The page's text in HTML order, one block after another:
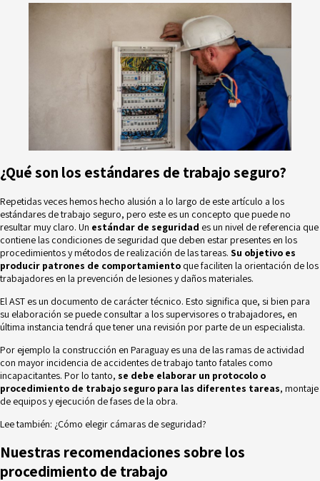
¿Qué son los estándares de trabajo seguro?
Repetidas veces hemos hecho alusión a lo largo de este artículo a los
estándares de trabajo seguro, pero este es un concepto que puede no
resultar muy claro. Un estándar de seguridad es un nivel de referencia que
contiene las condiciones de seguridad que deben estar presentes en los
procedimientos y métodos de realización de las tareas. Su objetivo es
producir patrones de comportamiento que faciliten la orientación de los
trabajadores en la prevención de lesiones y daños materiales.
El AST es un documento de carácter técnico. Esto significa que, si bien para
su elaboración se puede consultar a los supervisores o trabajadores, en
última instancia tendrá que tener una revisión por parte de un especialista.
Por ejemplo la construcción en Paraguay es una de las ramas de actividad
con mayor incidencia de accidentes de trabajo tanto fatales como
incapacitantes. Por lo tanto, se debe elaborar un protocolo o
procedimiento de trabajo seguro para las diferentes tareas, montaje
de equipos y ejecución de fases de la obra.
Lee también: ¿Cómo elegir cámaras de seguridad?
Nuestras recomendaciones sobre los
procedimiento de trabajo